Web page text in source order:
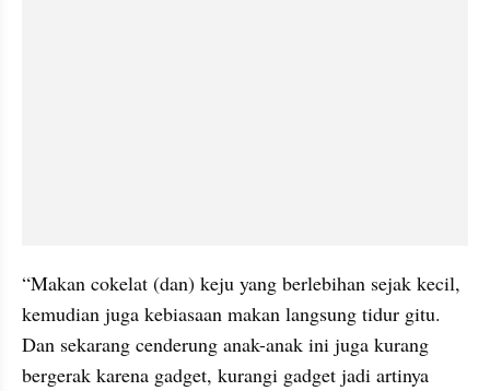
“Makan cokelat (dan) keju yang berlebihan sejak kecil,
kemudian juga kebiasaan makan langsung tidur gitu.
Dan sekarang cenderung anak-anak ini juga kurang
bergerak karena gadget, kurangi gadget jadi artinya